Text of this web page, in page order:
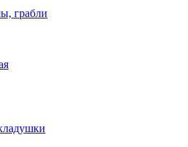
грабли